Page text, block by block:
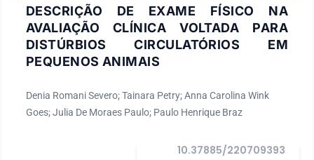
DESCRIÇÃO DE EXAME FÍSICO NA
AVALIAÇÃO CLÍNICA VOLTADA PARA
DISTÚRBIOS CIRCULATÓRIOS EM
PEQUENOS ANIMAIS
Denia Romani Severo; Tainara Petry; Anna Carolina Wink
Goes; Julia De Moraes Paulo; Paulo Henrique Braz
10.37885/220709393